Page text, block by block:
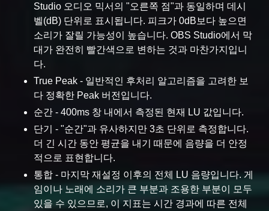
Studio 오디오 믹서의 "오른쪽 점"과 동일하며 데시
벨(dB) 단위로 표시됩니다. 피크가 0dB보다 높으면
소리가 잘릴 가능성이 높습니다. OBS Studio에서 막
대가 완전히 빨간색으로 변하는 것과 마찬가지입니
다.
True Peak - 일반적인 후처리 알고리즘을 고려한 보
다 정확한 Peak 버전입니다.
순간 - 400ms 창 내에서 측정된 현재 LU 값입니다.
단기 - "순간"과 유사하지만 3초 단위로 측정합니다.
더 긴 시간 동안 평균을 내기 때문에 음량을 더 안정
적으로 표현합니다.
통합 - 마지막 재설정 이후의 전체 LU 음량입니다. 게
임이나 노래에 소리가 큰 부분과 조용한 부분이 모두
있을 수 있으므로, 이 지표는 시간 경과에 따른 전체